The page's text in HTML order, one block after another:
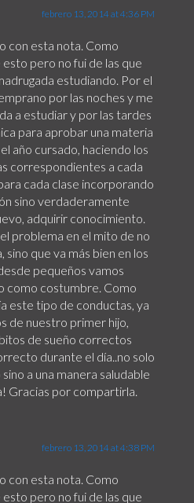
febrero 13, 2014 at 4:36 PM
con esta nota. Como
pero no fui de las que
estudiando. Por el
por las noches y me
a estudiar y por las tardes
para aprobar una materia
año cursado, haciendo los
correspondientes a cada
cada clase incorporando
sino verdaderamente
adquirir conocimiento.
problema en el mito de no
sino que va más bien en los
pequeños vamos
como costumbre. Como
este tipo de conductas, ya
de nuestro primer hijo,
de sueño correctos
durante el día..no solo
a una manera saludable
Gracias por compartirla.
febrero 13, 2014 at 4:38 PM
con esta nota. Como
pero no fui de las que